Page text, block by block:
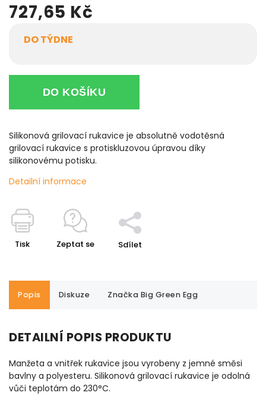
727,65 Kč
DO TÝDNE
DO KOŠÍKU
Silikonová grilovací rukavice je absolutně vodotěsná
grilovací rukavice s protiskluzovou úpravou díky
silikonovému potisku.
Detailní informace
Tisk Zeptat se Sdílet
Popis Diskuze Značka Big Green Egg
DETAILNÍ POPIS PRODUKTU
Manžeta a vnitřek rukavice jsou vyrobeny z jemné směsi
bavlny a polyesteru. Silikonová grilovací rukavice je odolná
vůči teplotám do 230°C.